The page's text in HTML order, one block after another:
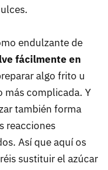
endulzante de
fácilmente en
algo frito u
más complicada. Y
también forma
reacciones
Así que aquí os
sustituir el azúcar